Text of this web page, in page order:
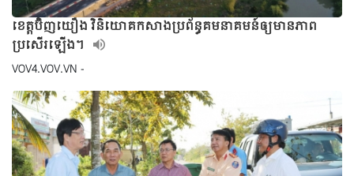
ខេត្តប៊ិញយឿង វិនិយោគកសាងប្រព័ន្ធគមនាគមន៍ឲ្យមានភាព
ប្រសើរឡើង។
VOV4.VOV.VN -